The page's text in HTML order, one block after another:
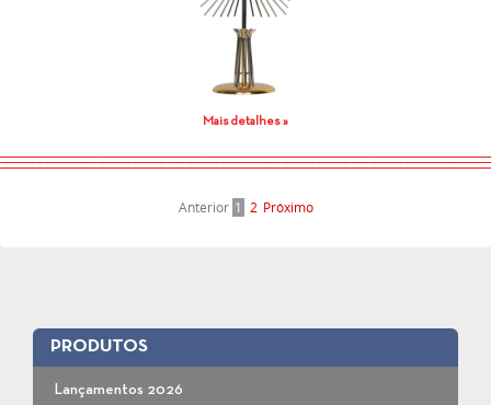
Mais detalhes »
Anterior 1 2 Próximo
PRODUTOS
Lançamentos 2026